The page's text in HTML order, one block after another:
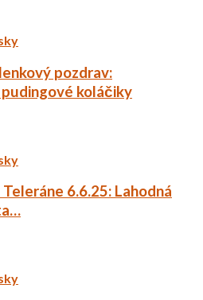
pozdrav:
koláčiky
6.6.25: Lahodná